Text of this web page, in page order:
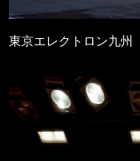
東京エレクトロン九